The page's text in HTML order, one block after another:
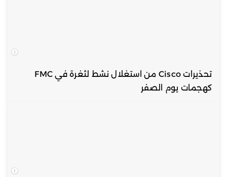
تحذيرات Cisco من استغلال نشط لثغرة في FMC
كهجمات يوم الصفر